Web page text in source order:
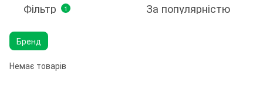
Фільтр 1 За популярністю
Бренд
Немає товарів